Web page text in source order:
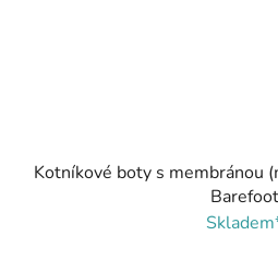
Kotníkové boty s membránou
Barefoot